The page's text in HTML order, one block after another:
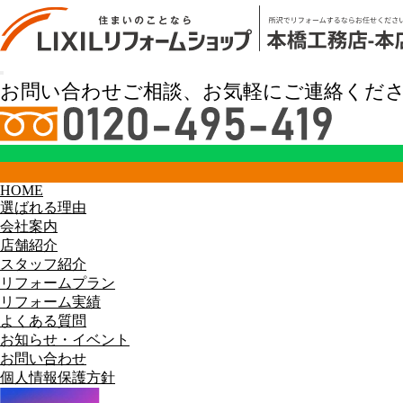
お問い合わせご相談、お気軽にご連絡くだ
HOME
選ばれる理由
会社案内
店舗紹介
スタッフ紹介
リフォームプラン
リフォーム実績
よくある質問
お知らせ・イベント
お問い合わせ
個人情報保護方針
リフォーム実績
HOME
リフォーム実績